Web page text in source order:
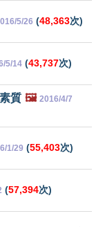
5/26 (48,363次)
5/14 (43,737次)
質 🖼️ 2016/4/7
1/29 (55,403次)
(57,394次)